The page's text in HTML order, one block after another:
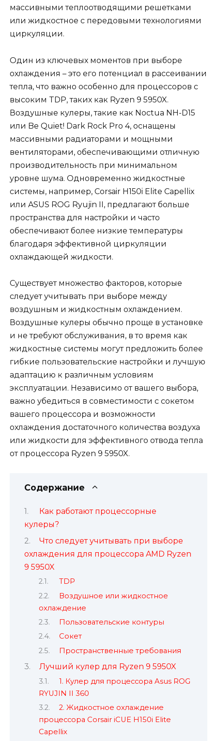
массивными теплоотводящими решетками
или жидкостное с передовыми технологиями
циркуляции.
Один из ключевых моментов при выборе
охлаждения – это его потенциал в рассеивании
тепла, что важно особенно для процессоров с
высоким TDP, таких как Ryzen 9 5950X.
Воздушные кулеры, такие как Noctua NH-D15
или Be Quiet! Dark Rock Pro 4, оснащены
массивными радиаторами и мощными
вентиляторами, обеспечивающими отличную
производительность при минимальном
уровне шума. Одновременно жидкостные
системы, например, Corsair H150i Elite Capellix
или ASUS ROG Ryujin II, предлагают больше
пространства для настройки и часто
обеспечивают более низкие температуры
благодаря эффективной циркуляции
охлаждающей жидкости.
Существует множество факторов, которые
следует учитывать при выборе между
воздушным и жидкостным охлаждением.
Воздушные кулеры обычно проще в установке
и не требуют обслуживания, в то время как
жидкостные системы могут предложить более
гибкие пользовательские настройки и лучшую
адаптацию к различным условиям
эксплуатации. Независимо от вашего выбора,
важно убедиться в совместимости с сокетом
вашего процессора и возможности
охлаждения достаточного количества воздуха
или жидкости для эффективного отвода тепла
от процессора Ryzen 9 5950X.
Содержание
Как работают процессорные
кулеры?
Что следует учитывать при выборе
охлаждения для процессора AMD Ryzen
9 5950X
TDP
Воздушное или жидкостное
охлаждение
Пользовательские контуры
Сокет
Пространственные требования
Лучший кулер для Ryzen 9 5950X
1. Кулер для процессора Asus ROG
RYUJIN II 360
2. Жидкостное охлаждение
процессора Corsair iCUE H150i Elite
Capellix